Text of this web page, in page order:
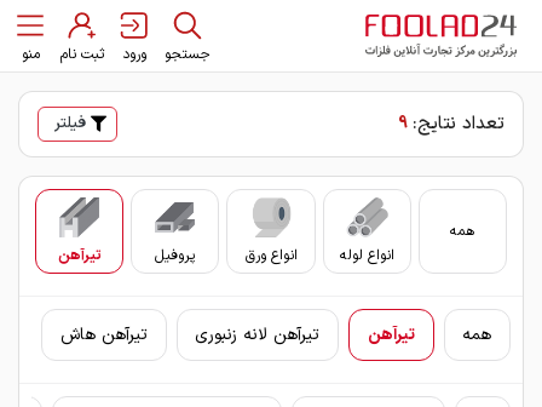
جستجو ورود ثبت نام منو
تعداد نتایج: 9 فیلتر
همه
انواع لوله
انواع ورق پروفیل تیرآهن
همه تیرآهن تیرآهن لانه زنبوری تیرآهن هاش